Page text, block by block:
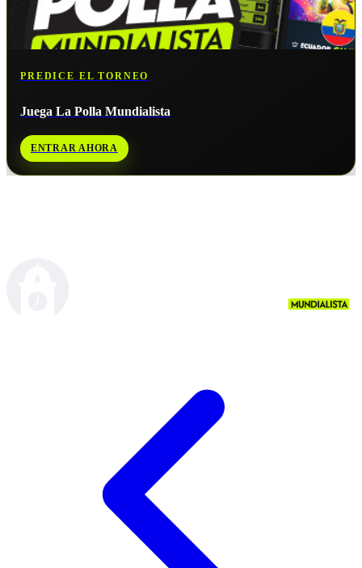
PREDICE EL TORNEO
Juega La Polla Mundialista
ENTRAR AHORA